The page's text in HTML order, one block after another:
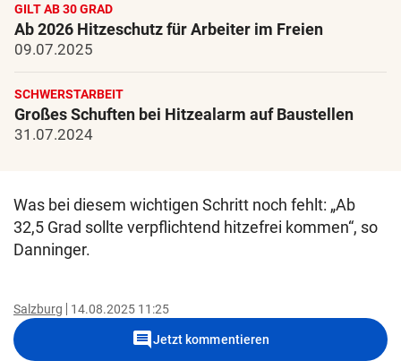
GILT AB 30 GRAD
Ab 2026 Hitzeschutz für Arbeiter im Freien
09.07.2025
SCHWERSTARBEIT
Großes Schuften bei Hitzealarm auf Baustellen
31.07.2024
Was bei diesem wichtigen Schritt noch fehlt: „Ab
32,5 Grad sollte verpflichtend hitzefrei kommen“, so
Danninger.
Salzburg 14.08.2025 11:25
commentJetzt kommentieren